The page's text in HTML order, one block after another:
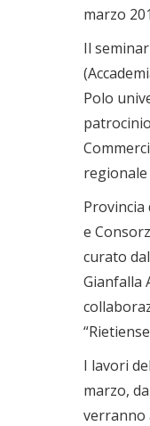
marzo
Il
Polo
regionale
Provincia
e
curato
Gianfalla
I lavori
marzo,
verranno